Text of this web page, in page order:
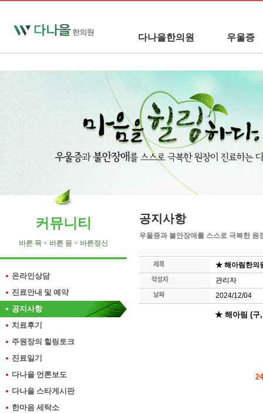
다나을한의원 우울증
커뮤니티
바른 목 + 바른 몸 + 바른정신
온라인상담
진료안내 및 예약
공지사항
치료후기
주원장의 힐링토크
진료일기
다나을 언론보도
다나을 스타게시판
한마음 세탁소
공지사항
우울증과 불안장애를 스스로 극복한 원
★ 해아림한의
관리자
2024/12/04
★ 해아림 (구,